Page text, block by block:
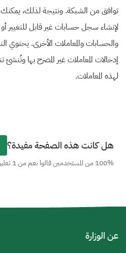
توافق من الشبكة. ونتيجة لذلك،
لإنشاء سجل حسابات غير قابل للتغيير
والحسابات والمعاملات الأخرى. يحتوي
إدخالات المعاملات غير المصرح بها
لهذه المعاملات.
هل كانت هذه الصفحة مفيدة؟
100% من المستخدمين قالوا نعم من 1 تعليق
عن الوزارة